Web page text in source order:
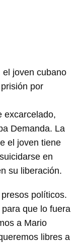
el joven cubano
por
excarcelado,
Demanda. La
el joven tiene
en
su liberación.
políticos.
que lo fuera
a Mario
libres a